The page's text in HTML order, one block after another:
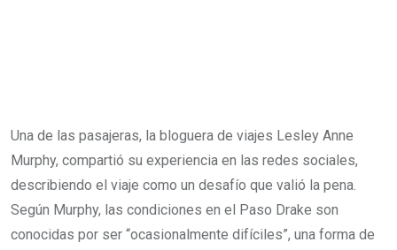
Una de las pasajeras, la bloguera de viajes Lesley Anne
Murphy, compartió su experiencia en las redes sociales,
describiendo el viaje como un desafío que valió la pena.
Según Murphy, las condiciones en el Paso Drake son
conocidas por ser “ocasionalmente difíciles”, una forma de